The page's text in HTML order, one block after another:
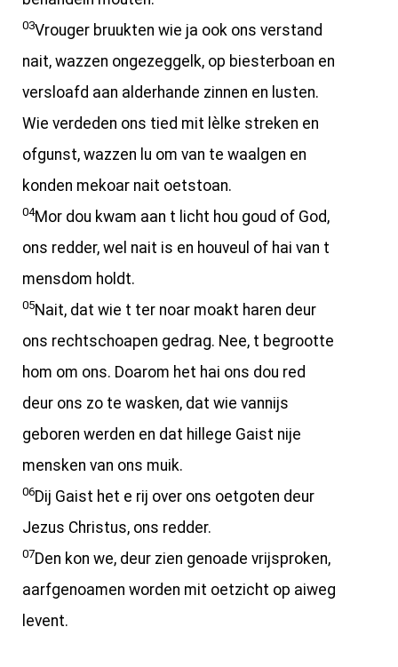
03Vrouger bruukten wie ja ook ons verstand
nait, wazzen ongezeggelk, op biesterboan en
versloafd aan alderhande zinnen en lusten.
Wie verdeden ons tied mit lèlke streken en
ofgunst, wazzen lu om van te waalgen en
konden mekoar nait oetstoan.
04Mor dou kwam aan t licht hou goud of God,
ons redder, wel nait is en houveul of hai van t
mensdom holdt.
05Nait, dat wie t ter noar moakt haren deur
ons rechtschoapen gedrag. Nee, t begrootte
hom om ons. Doarom het hai ons dou red
deur ons zo te wasken, dat wie vannijs
geboren werden en dat hillege Gaist nije
mensken van ons muik.
06Dij Gaist het e rij over ons oetgoten deur
Jezus Christus, ons redder.
07Den kon we, deur zien genoade vrijsproken,
aarfgenoamen worden mit oetzicht op aiweg
levent.